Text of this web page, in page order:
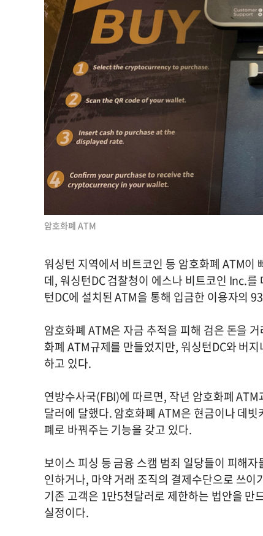
암호화폐 ATM
워싱턴 지역에서 비트코인 등 암호화폐 ATM이
데, 워싱턴DC 검찰청이 에스나 비트코인 Inc.
턴DC에 설치된 ATM을 통해 입금한 이용자의
암호화폐 ATM은 자금 추적을 피해 검은 돈을
화폐 ATM규제를 만들었지만, 워싱턴DC와 버
하고 있다.
연방수사국(FBI)에 따르면, 작년 암호화폐
달러에 달했다. 암호화폐 ATM은 현금이나 데
폐로 바꿔주는 기능을 갖고 있다.
보이스 피싱 등 금융 스캠 범죄 일당들이 피해
인하거나, 마약 거래 조직의 결제수단으로 쓰
기존 고객은 1만5천달러로 제한하는 법안을 만
실정이다.